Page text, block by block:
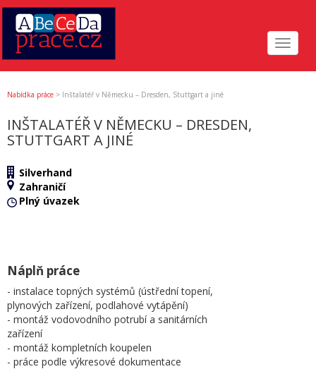
Toggle
Nabídka práce > Inštalatéř v Německu – Dresden, Stuttgart a jiné
INŠTALATÉŘ V NĚMECKU – DRESDEN,
STUTTGART A JINÉ
Silverhand
Zahraničí
Plný úvazek
Náplň práce
- instalace topných systémů (ústřední topení,
plynových zařízení, podlahové vytápění)
- montáž vodovodního potrubí a sanitárních
zařízení
- montáž kompletních koupelen
- práce podle výkresové dokumentace